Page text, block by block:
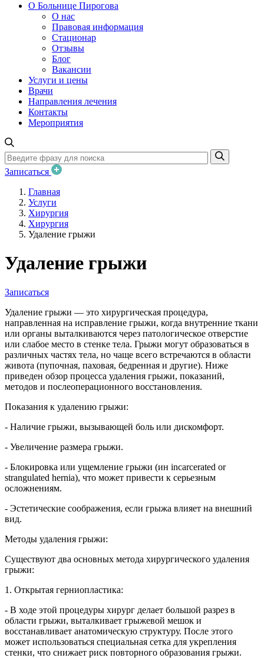
О Больнице Пирогова
О нас
Правовая информация
Стационар
Отзывы
Блог
Вакансии
Услуги и цены
Врачи
Направления лечения
Контакты
Мероприятия
Записаться
Главная
Услуги
Хирургия
Хирургия
Удаление грыжи
Удаление грыжи
Записаться
Удаление грыжи — это хирургическая процедура,
направленная на исправление грыжи, когда внутренние ткани
или органы выталкиваются через патологическое отверстие
или слабое место в стенке тела. Грыжи могут образоваться в
различных частях тела, но чаще всего встречаются в области
живота (пупочная, паховая, бедренная и другие). Ниже
приведен обзор процесса удаления грыжи, показаний,
методов и послеоперационного восстановления.
Показания к удалению грыжи:
- Наличие грыжи, вызывающей боль или дискомфорт.
- Увеличение размера грыжи.
- Блокировка или ущемление грыжи (ин incarcerated or
strangulated hernia), что может привести к серьезным
осложнениям.
- Эстетические соображения, если грыжа влияет на внешний
вид.
Методы удаления грыжи:
Существуют два основных метода хирургического удаления
грыжи:
1. Открытая герниопластика:
- В ходе этой процедуры хирург делает большой разрез в
области грыжи, выталкивает грыжевой мешок и
восстанавливает анатомическую структуру. После этого
может использоваться специальная сетка для укрепления
стенки, что снижает риск повторного образования грыжи.